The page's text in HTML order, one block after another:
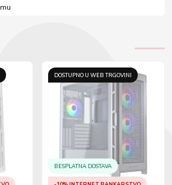
DOSTUPNO U WEB TRGOVINI
BESPLATNA DOSTAVA